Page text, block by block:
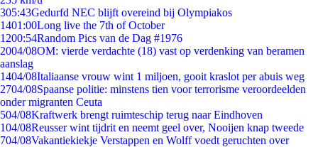
305:43Gedurfd NEC blijft overeind bij Olympiakos
1401:00Long live the 7th of October
1200:54Random Pics van de Dag #1976
2004/08OM: vierde verdachte (18) vast op verdenking van beramen
aanslag
1404/08Italiaanse vrouw wint 1 miljoen, gooit kraslot per abuis weg
2704/08Spaanse politie: minstens tien voor terrorisme veroordeelden
onder migranten Ceuta
504/08Kraftwerk brengt ruimteschip terug naar Eindhoven
104/08Reusser wint tijdrit en neemt geel over, Nooijen knap tweede
704/08Vakantiekiekje Verstappen en Wolff voedt geruchten over